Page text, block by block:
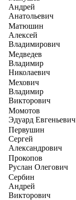
Андрей
Анатольевич
Матюшин
Алексей
Владимирович
Медведев
Владимир
Николаевич
Мехович
Владимир
Викторович
Момотов
Эдуард Евгеньевич
Первушин
Сергей
Александрович
Прокопов
Руслан Олегович
Сербин
Андрей
Викторович